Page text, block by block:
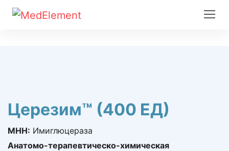
Церезим™ (400 ЕД)
МНН: Имиглюцераза
Анатомо-терапевтическо-химическая